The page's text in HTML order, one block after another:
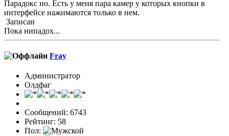
Парадокс но. Есть у меня пара камер у которых кнопки в
интерфейсе нажимаются только в нем.
Записан
Пока нипадох...
Fray
Администратор
Олдфаг
Сообщений: 6743
Рейтинг: 58
Пол: